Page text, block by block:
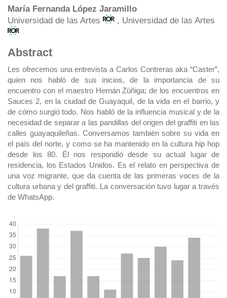
Main
Article
Content
María Fernanda López Jaramillo
Universidad de las Artes
, Universidad de las Artes
Abstract
Les ofrecemos una entrevista a Carlos Contreras aka “Caster”,
quien nos habló de sus inicios, de la importancia de su
encuentro con el maestro Hernán Zúñiga; de los encuentros en
Sauces 2, en la ciudad de Guayaquil, de la vida en el barrio, y
de cómo surgió todo. Nos habló de la influencia musical y de la
necesidad de separar a las pandillas del origen del graffiti en las
calles guayaquileñas. Conversamos también sobre su vida en
el país del norte, y como se ha mantenido en la cultura hip hop
desde los 80. Él nos respondió desde su actual lugar de
residencia, los Estados Unidos. Es el relato en perspectiva de
una voz migrante, que da cuenta de las primeras voces de la
cultura urbana y del graffiti. La conversación tuvo lugar a través
de WhatsApp.